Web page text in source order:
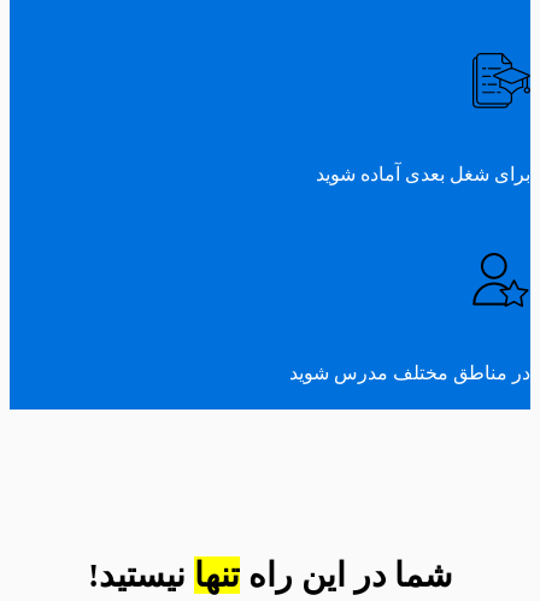
برای شغل بعدی آماده شوید
در مناطق مختلف مدرس شوید
شما در این راه تنها نیستید!